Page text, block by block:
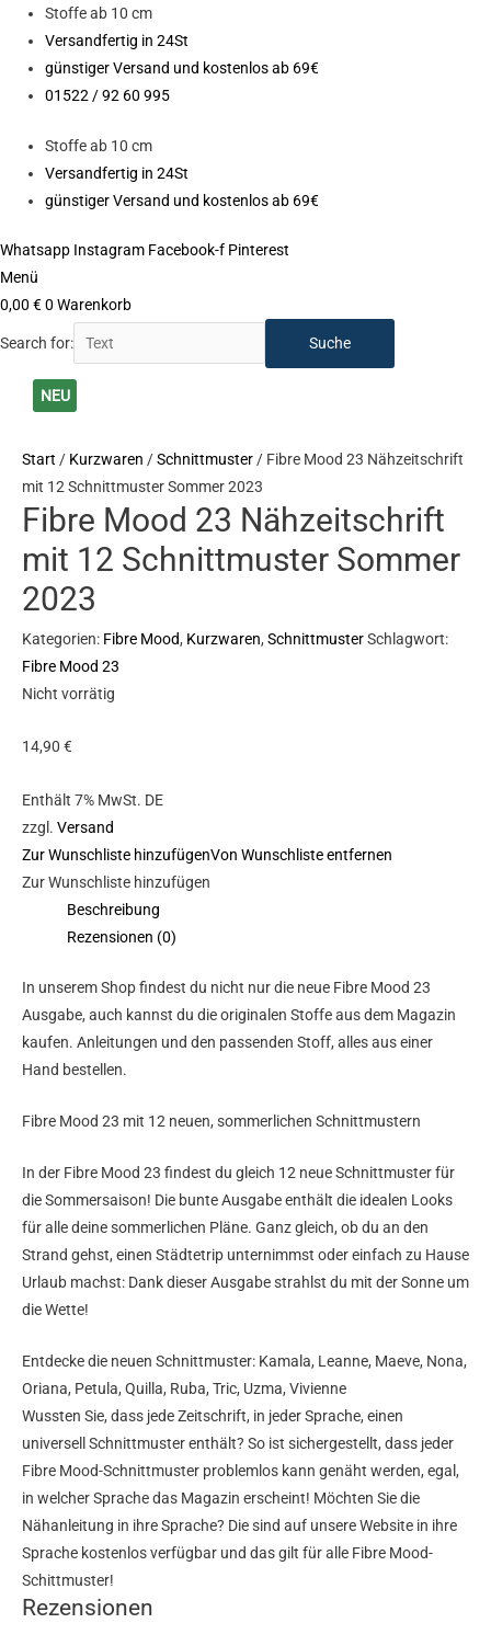
Zum
Inhalt
springen
Stoffe ab 10 cm
Versandfertig in 24St
günstiger Versand und kostenlos ab 69€
01522 / 92 60 995
Stoffe ab 10 cm
Versandfertig in 24St
günstiger Versand und kostenlos ab 69€
Whatsapp Instagram Facebook-f Pinterest
Menü
0,00 €0 Warenkorb
Search for:
Start / Kurzwaren /Schnittmuster / Fibre Mood 23 Nähzeitschrift
mit 12 Schnittmuster Sommer 2023
Fibre Mood 23 Nähzeitschrift
mit 12 Schnittmuster Sommer
2023
Kategorien: Fibre Mood, Kurzwaren, SchnittmusterSchlagwort:
Fibre Mood 23
Nicht vorrätig
14,90 €
Enthält 7% MwSt. DE
zzgl. Versand
Zur Wunschliste hinzufügenVon Wunschliste entfernen
Zur Wunschliste hinzufügen
Beschreibung
Rezensionen (0)
In unserem Shop findest du nicht nur die neue Fibre Mood 23
Ausgabe, auch kannst du die originalen Stoffe aus dem Magazin
kaufen. Anleitungen und den passenden Stoff, alles aus einer
Hand bestellen.
Fibre Mood 23 mit 12 neuen, sommerlichen Schnittmustern
In der Fibre Mood 23 findest du gleich 12 neue Schnittmuster für
die Sommersaison! Die bunte Ausgabe enthält die idealen Looks
für alle deine sommerlichen Pläne. Ganz gleich, ob du an den
Strand gehst, einen Städtetrip unternimmst oder einfach zu Hause
Urlaub machst: Dank dieser Ausgabe strahlst du mit der Sonne um
die Wette!
Entdecke die neuen Schnittmuster: Kamala, Leanne, Maeve, Nona,
Oriana, Petula, Quilla, Ruba, Tric, Uzma, Vivienne
Wussten Sie, dass jede Zeitschrift, in jeder Sprache, einen
universell Schnittmuster enthält? So ist sichergestellt, dass jeder
Fibre Mood-Schnittmuster problemlos kann genäht werden, egal,
in welcher Sprache das Magazin erscheint! Möchten Sie die
Nähanleitung in ihre Sprache? Die sind auf unsere Website in ihre
Sprache kostenlos verfügbar und das gilt für alle Fibre Mood-
Schittmuster!
Rezensionen
16,90 €9,90 €.
16,90 €9,90 €.
NEU